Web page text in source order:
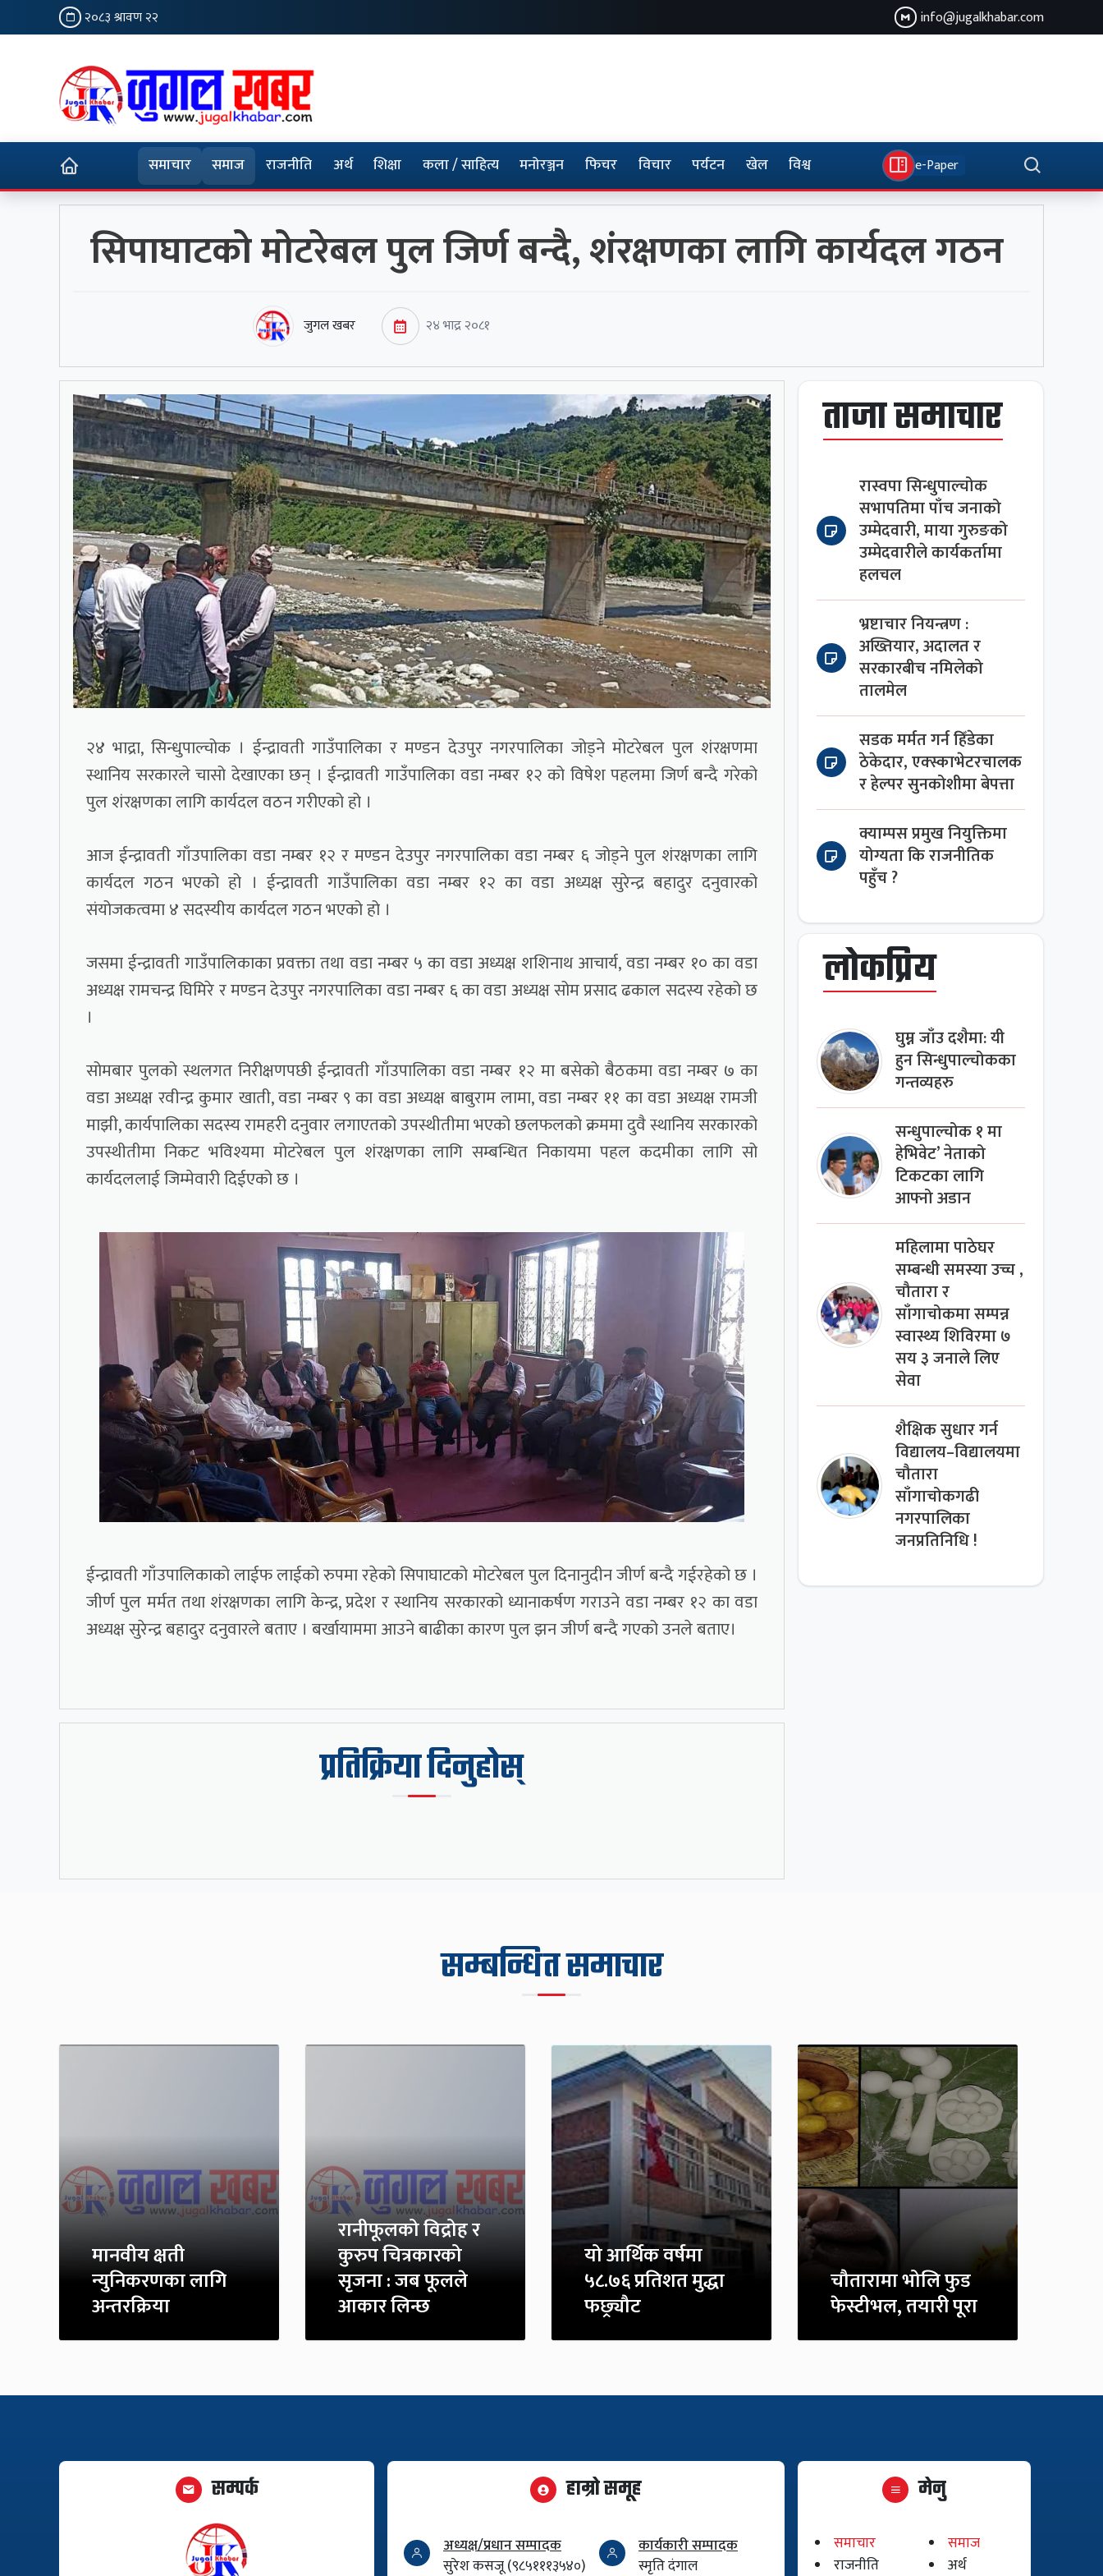
२०८३ श्रावण २२ info@jugalkhabar.com
समाचार समाज राजनीति अर्थ शिक्षा कला / साहित्य मनोरञ्जन फिचर विचार पर्यटन खेल विश्व e-Paper
सिपाघाटको मोटरेबल पुल जिर्ण बन्दै, शंरक्षणका लागि कार्यदल गठन
जुगल खबर २४ भाद्र २०८१
२४ भाद्रा, सिन्धुपाल्चोक । ईन्द्रावती गाउँपालिका र मण्डन देउपुर नगरपालिका जोड्ने मोटरेबल पुल शंरक्षणमा
स्थानिय सरकारले चासो देखाएका छन् । ईन्द्रावती गाउँपालिका वडा नम्बर १२ को विषेश पहलमा जिर्ण बन्दै गरेको
पुल शंरक्षणका लागि कार्यदल वठन गरीएको हो ।
आज ईन्द्रावती गाँउपालिका वडा नम्बर १२ र मण्डन देउपुर नगरपालिका वडा नम्बर ६ जोड्ने पुल शंरक्षणका लागि
कार्यदल गठन भएको हो । ईन्द्रावती गाउँपालिका वडा नम्बर १२ का वडा अध्यक्ष सुरेन्द्र बहादुर दनुवारको
संयोजकत्वमा ४ सदस्यीय कार्यदल गठन भएको हो ।
जसमा ईन्द्रावती गाउँपालिकाका प्रवक्ता तथा वडा नम्बर ५ का वडा अध्यक्ष शशिनाथ आचार्य, वडा नम्बर १० का वडा
अध्यक्ष रामचन्द्र घिमिरे र मण्डन देउपुर नगरपालिका वडा नम्बर ६ का वडा अध्यक्ष सोम प्रसाद ढकाल सदस्य रहेको छ
।
सोमबार पुलको स्थलगत निरीक्षणपछी ईन्द्रावती गाँउपालिका वडा नम्बर १२ मा बसेको बैठकमा वडा नम्बर ७ का
वडा अध्यक्ष रवीन्द्र कुमार खाती, वडा नम्बर ९ का वडा अध्यक्ष बाबुराम लामा, वडा नम्बर ११ का वडा अध्यक्ष रामजी
माझी, कार्यपालिका सदस्य रामहरी दनुवार लगाएतको उपस्थीतीमा भएको छलफलको क्रममा दुवै स्थानिय सरकारको
उपस्थीतीमा निकट भविश्यमा मोटरेबल पुल शंरक्षणका लागि सम्बन्धित निकायमा पहल कदमीका लागि सो
कार्यदललाई जिम्मेवारी दिईएको छ ।
ईन्द्रावती गाँउपालिकाको लाईफ लाईको रुपमा रहेको सिपाघाटको मोटरेबल पुल दिनानुदीन जीर्ण बन्दै गईरहेको छ ।
जीर्ण पुल मर्मत तथा शंरक्षणका लागि केन्द्र, प्रदेश र स्थानिय सरकारको ध्यानाकर्षण गराउने वडा नम्बर १२ का वडा
अध्यक्ष सुरेन्द्र बहादुर दनुवारले बताए । बर्खायाममा आउने बाढीका कारण पुल झन जीर्ण बन्दै गएको उनले बताए।
प्रतिक्रिया दिनुहोस्
ताजा समाचार
रास्वपा सिन्धुपाल्चोक
सभापतिमा पाँच जनाको
उम्मेदवारी, माया गुरुङको
उम्मेदवारीले कार्यकर्तामा
हलचल
भ्रष्टाचार नियन्त्रण :
अख्तियार, अदालत र
सरकारबीच नमिलेको
तालमेल
सडक मर्मत गर्न हिँडेका
ठेकेदार, एक्स्काभेटरचालक
र हेल्पर सुनकोशीमा बेपत्ता
क्याम्पस प्रमुख नियुक्तिमा
योग्यता कि राजनीतिक
पहुँच ?
लोकप्रिय
घुम्न जाँउ दशैमा: यी
हुन सिन्धुपाल्चोकका
गन्तव्यहरु
सन्धुपाल्चोक १ मा
हेभिवेट’ नेताको
टिकटका लागि
आफ्नो अडान
महिलामा पाठेघर
सम्बन्धी समस्या उच्च ,
चौतारा र
साँगाचोकमा सम्पन्न
स्वास्थ्य शिविरमा ७
सय ३ जनाले लिए
सेवा
शैक्षिक सुधार गर्न
विद्यालय–विद्यालयमा
चौतारा
साँगाचोकगढी
नगरपालिका
जनप्रतिनिधि !
सम्बन्धित समाचार
मानवीय क्षती
न्युनिकरणका लागि
अन्तरक्रिया
रानीफूलको विद्रोह र
कुरुप चित्रकारको
सृजना : जब फूलले
आकार लिन्छ
यो आर्थिक वर्षमा
५८.७६ प्रतिशत मुद्धा
फछ्र्यौट
चौतारामा भोलि फुड
फेस्टीभल, तयारी पूरा
सम्पर्क हाम्रो समूह
अध्यक्ष/प्रधान सम्पादक
सुरेश कसजू (९८५१११३५४०)
कार्यकारी सम्पादक
स्मृति दंगाल
मेनु
समाचार
समाज
राजनीति
अर्थ